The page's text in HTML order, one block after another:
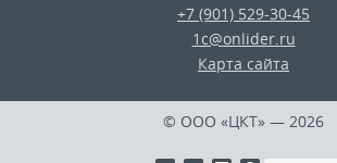
+7 (901) 529-30-45
1c@onlider.ru
Карта сайта
© ООО «ЦКТ» — 2026